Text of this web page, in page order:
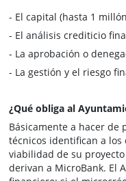
- El capital (hasta 1
- El análisis crediticio
- La aprobación o
- La gestión y el riesgo
¿Qué obliga al
Básicamente a hacer de
técnicos identifican a los
viabilidad de su
derivan a MicroBank. El